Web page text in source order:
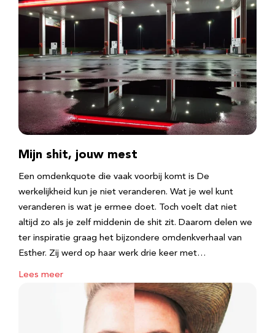
Mijn shit, jouw mest
Een omdenkquote die vaak voorbij komt is De
werkelijkheid kun je niet veranderen. Wat je wel kunt
veranderen is wat je ermee doet. Toch voelt dat niet
altijd zo als je zelf middenin de shit zit. Daarom delen we
ter inspiratie graag het bijzondere omdenkverhaal van
Esther. Zij werd op haar werk drie keer met…
Lees meer